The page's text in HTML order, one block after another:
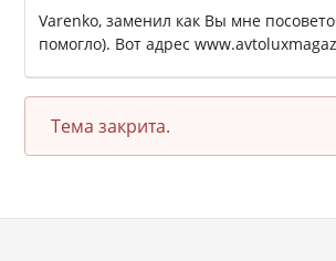
Varenko, заменил как Вы мне
помогло). Вот адрес
Тема закрита.